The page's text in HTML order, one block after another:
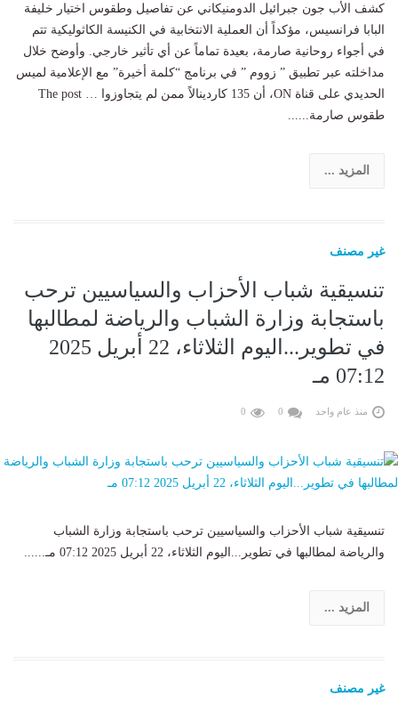
كشف الأب جون جبرائيل الدومنيكاني عن تفاصيل وطقوس اختيار خليفة
البابا فرانسيس، مؤكداً أن العملية الانتخابية في الكنيسة الكاثوليكية تتم
في أجواء روحانية صارمة، بعيدة تماماً عن أي تأثير خارجي. وأوضح خلال
مداخلته عبر تطبيق ” زووم ” في برنامج “كلمة أخيرة” مع الإعلامية لميس
الحديدي على قناة ON، أن 135 كاردينالاً ممن لم يتجاوزوا … The post
طقوس صارمة......
المزيد ...
غير مصنف
تنسيقية شباب الأحزاب والسياسيين ترحب
باستجابة وزارة الشباب والرياضة لمطالبها
في تطوير...اليوم الثلاثاء، 22 أبريل 2025
07:12 مـ
منذ عام واحد 0
0
تنسيقية شباب الأحزاب والسياسيين ترحب باستجابة وزارة الشباب
والرياضة لمطالبها في تطوير...اليوم الثلاثاء، 22 أبريل 2025 07:12 مـ......
المزيد ...
غير مصنف